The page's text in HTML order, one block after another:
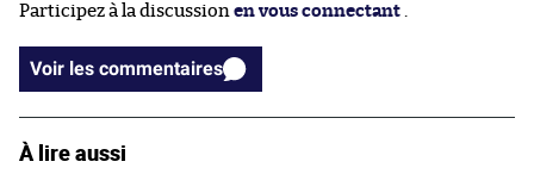
Participez à la discussion en vous connectant
Voir les commentaires
À lire aussi